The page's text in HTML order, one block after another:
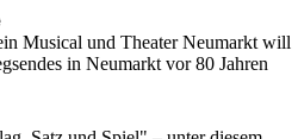
Musical und Theater Neumarkt will
in Neumarkt vor 80 Jahren